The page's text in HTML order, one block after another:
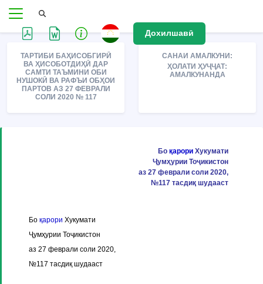
Дохилшавӣ
ТАРТИБИ БАҲИСОБГИРӢ
ВА ҲИСОБОТДИҲӢ ДАР
САМТИ ТАЪМИНИ ОБИ
НУШОКӢ ВА РАФЪИ ОБҲОИ
ПАРТОВ АЗ 27 ФЕВРАЛИ
СОЛИ 2020 № 117
САНАИ АМАЛКУНИ:
ҲОЛАТИ ҲУҶҶАТ:
АМАЛКУНАНДА
Бо қарори Хукумати
Ҷумҳурии Тоҷикистон
аз 27 феврали соли 2020,
№117 тасдиқ шудааст
Бо қарори Хукумати
Ҷумҳурии Тоҷикистон
аз 27 феврали соли 2020,
№117 тасдиқ шудааст